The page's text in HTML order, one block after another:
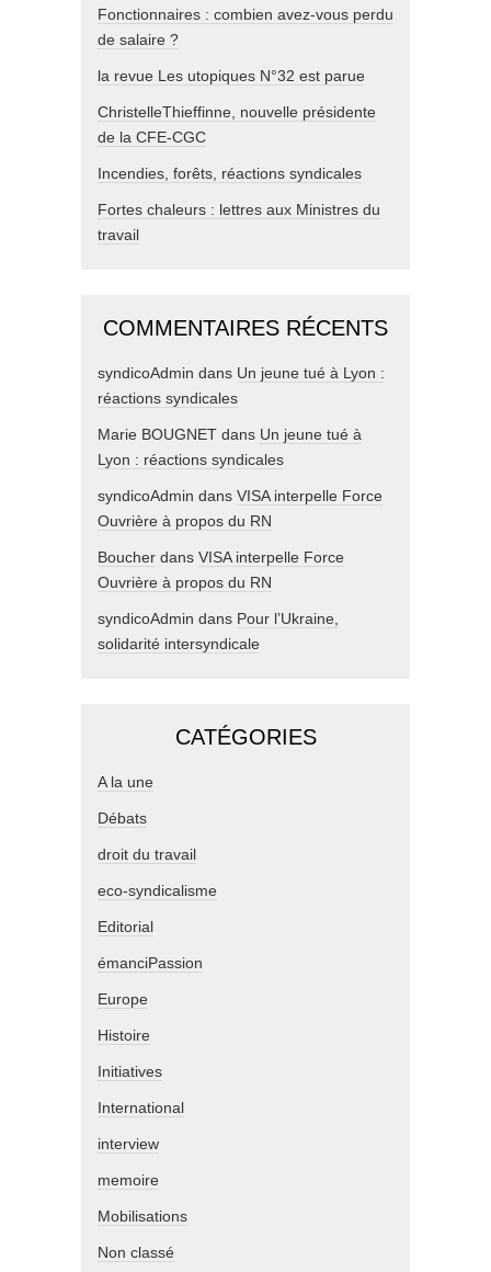
Fonctionnaires : combien avez-vous perdu
de salaire ?
la revue Les utopiques N°32 est parue
ChristelleThieffinne, nouvelle présidente
de la CFE-CGC
Incendies, forêts, réactions syndicales
Fortes chaleurs : lettres aux Ministres du
travail
COMMENTAIRES RÉCENTS
syndicoAdmin dans Un jeune tué à Lyon :
réactions syndicales
Marie BOUGNET dans Un jeune tué à
Lyon : réactions syndicales
syndicoAdmin dans VISA interpelle Force
Ouvrière à propos du RN
Boucher dans VISA interpelle Force
Ouvrière à propos du RN
syndicoAdmin dans Pour l’Ukraine,
solidarité intersyndicale
CATÉGORIES
A la une
Débats
droit du travail
eco-syndicalisme
Editorial
émanciPassion
Europe
Histoire
Initiatives
International
interview
memoire
Mobilisations
Non classé